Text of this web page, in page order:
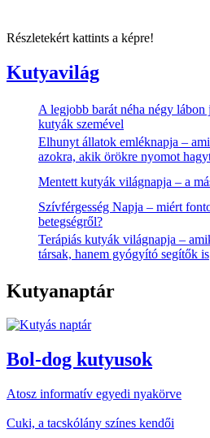
Részletekért kattints a képre!
Kutyavilág
A legjobb barát néha négy lábon
kutyák szemével
Elhunyt állatok emléknapja –
azokra, akik örökre nyomot
Mentett kutyák világnapja – a
Szívférgesség Napja – miért
betegségről?
Terápiás kutyák világnapja –
társak, hanem gyógyító segítők is
Kutyanaptár
Bol-dog kutyusok
Atosz informatív egyedi nyakörve
Cuki, a tacskólány színes kendői